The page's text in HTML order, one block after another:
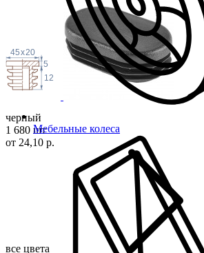
Мебельные колеса
5
12
20
x
45
черный
1 680 шт
от 24,10 р.
все цвета